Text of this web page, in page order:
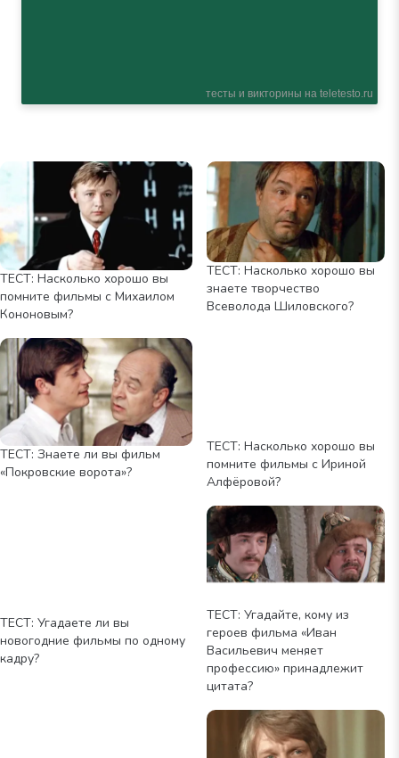
ТЕСТ: Насколько хорошо вы
помните фильмы с Михаилом
Кононовым?
ТЕСТ: Насколько хорошо вы
знаете творчество
Всеволода Шиловского?
ТЕСТ: Знаете ли вы фильм
«Покровские ворота»?
ТЕСТ: Насколько хорошо вы
помните фильмы с Ириной
Алфёровой?
ТЕСТ: Угадаете ли вы
новогодние фильмы по одному
кадру?
ТЕСТ: Угадайте, кому из
героев фильма «Иван
Васильевич меняет
профессию» принадлежит
цитата?